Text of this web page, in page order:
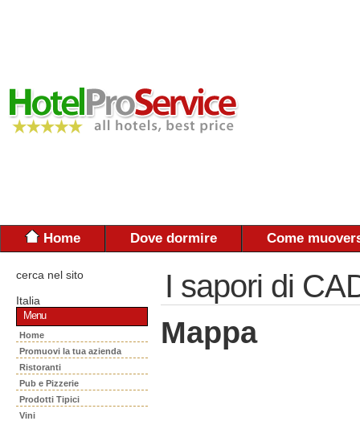
Home Dove dormire Come
cerca nel sito
Italia
Menu
Home
Promuovi la tua azienda
Ristoranti
Pub e Pizzerie
Prodotti Tipici
Vini
I sapori di
Mappa